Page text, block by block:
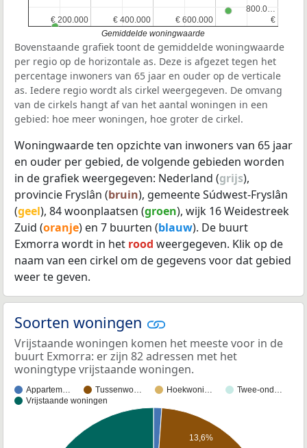
€ 200.000
€ 200.000 € 400.000
€ 400.000 € 600.000
€ 600.000 €
€
800.0…
800.0…
Gemiddelde woningwaarde
Bovenstaande grafiek toont de gemiddelde woningwaarde
per regio op de horizontale as. Deze is afgezet tegen het
percentage inwoners van 65 jaar en ouder op de verticale
as. Iedere regio wordt als cirkel weergegeven. De omvang
van de cirkels hangt af van het aantal woningen in een
gebied: hoe meer woningen, hoe groter de cirkel.
Woningwaarde ten opzichte van inwoners van 65 jaar
en ouder per gebied, de volgende gebieden worden
in de grafiek weergegeven: Nederland (grijs),
provincie Fryslân (bruin), gemeente Súdwest-Fryslân
(geel), 84 woonplaatsen (groen), wijk 16 Weidestreek
Zuid (oranje) en 7 buurten (blauw). De buurt
Exmorra wordt in het rood weergegeven. Klik op de
naam van een cirkel om de gegevens voor dat gebied
weer te geven.
Soorten woningen
Vrijstaande woningen komen het meeste voor in de
buurt Exmorra: er zijn 82 adressen met het
woningtype vrijstaande woningen.
Appartem… Tussenwo… Hoekwoni…
Twee-ond…
Vrijstaande woningen
13,6%